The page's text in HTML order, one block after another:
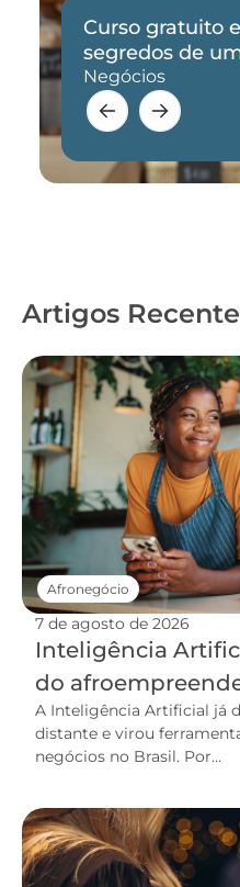
Curso gratuito
segredos de
eficaz
Negócios
Artigos
7 de agosto de 2026
Inteligência
do
A Inteligência Artificial já
distante e virou
negócios no Brasil. Por...
Afronegócio